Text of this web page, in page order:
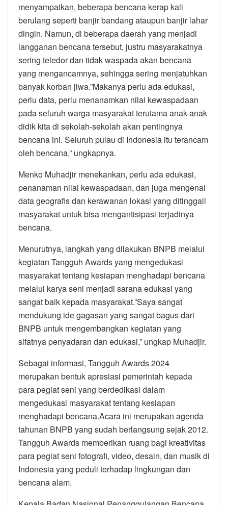
menyampaikan, beberapa bencana kerap kali
berulang seperti banjir bandang ataupun banjir lahar
dingin. Namun, di beberapa daerah yang menjadi
langganan bencana tersebut, justru masyarakatnya
sering teledor dan tidak waspada akan bencana
yang mengancamnya, sehingga sering menjatuhkan
banyak korban jiwa.”Makanya perlu ada edukasi,
perlu data, perlu menanamkan nilai kewaspadaan
pada seluruh warga masyarakat terutama anak-anak
didik kita di sekolah-sekolah akan pentingnya
bencana ini. Seluruh pulau di Indonesia itu terancam
oleh bencana,” ungkapnya.
Menko Muhadjir menekankan, perlu ada edukasi,
penanaman nilai kewaspadaan, dan juga mengenai
data geografis dan kerawanan lokasi yang ditinggali
masyarakat untuk bisa mengantisipasi terjadinya
bencana.
Menurutnya, langkah yang dilakukan BNPB melalui
kegiatan Tangguh Awards yang mengedukasi
masyarakat tentang kesiapan menghadapi bencana
melalui karya seni menjadi sarana edukasi yang
sangat baik kepada masyarakat.”Saya sangat
mendukung ide gagasan yang sangat bagus dari
BNPB untuk mengembangkan kegiatan yang
sifatnya penyadaran dan edukasi,” ungkap Muhadjir.
Sebagai informasi, Tangguh Awards 2024
merupakan bentuk apresiasi pemerintah kepada
para pegiat seni yang berdedikasi dalam
mengedukasi masyarakat tentang kesiapan
menghadapi bencana.Acara ini merupakan agenda
tahunan BNPB yang sudah berlangsung sejak 2012.
Tangguh Awards memberikan ruang bagi kreativitas
para pegiat seni fotografi, video, desain, dan musik di
Indonesia yang peduli terhadap lingkungan dan
bencana alam.